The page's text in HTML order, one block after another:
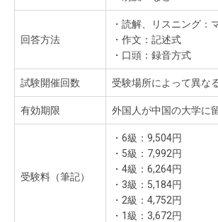
回答方法
・読解、リスニング：
・作文：記述式
・口頭：録音方式
試験開催回数 受験場所によって異な
有効期限 外国人が中国の大学に
受験料（筆記）
・6級：9,504円
・5級：7,992円
・4級：6,264円
・3級：5,184円
・2級：4,752円
・1級：3,672円